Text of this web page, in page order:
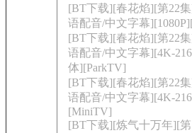
[BT下载][春花焰][第22
语配音/中文字幕
[BT下载][春花焰][第22
语配音/中文字幕][4K-
体][ParkTV]
[BT下载][春花焰][第22
语配音/中文字幕][4K-
[MiniTV]
[BT下载][炼气十万年][